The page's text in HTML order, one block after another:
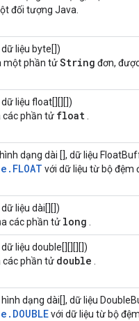
đối tượng Java.
liệu byte[])
một phần tửString đơn,
liệu float[][][])
các phần tử float
dạng dài [], dữ liệu
với dữ liệu từ bộ đệm
liệu dài[][])
các phần tử long
liệu double[][][][])
các phần tử double
dạng dài[], dữ liệu
với dữ liệu từ bộ